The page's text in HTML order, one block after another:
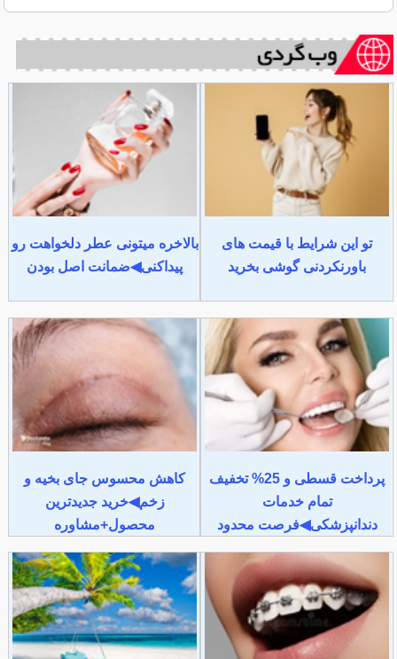
تو این شرایط با قیمت های
باورنکردنی گوشی بخرید
بالاخره میتونی عطر دلخواهت رو
پیداکنی◀ضمانت اصل بودن
پرداخت قسطی و 25% تخفیف
تمام خدمات
دندانپزشکی◀فرصت محدود
کاهش محسوس جای بخیه و
زخم◀خرید جدیدترین
محصول+مشاوره